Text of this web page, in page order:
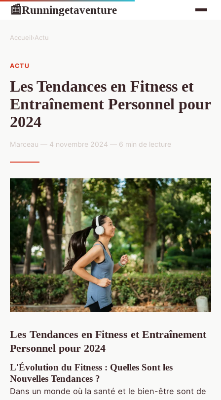
📰Runningetaventure
Accueil›Actu
ACTU
Les Tendances en Fitness et
Entraînement Personnel pour
2024
Marceau — 4 novembre 2024 — 6 min de lecture
Les Tendances en Fitness et Entraînement
Personnel pour 2024
L'Évolution du Fitness : Quelles Sont les
Nouvelles Tendances ?
Dans un monde où la santé et le bien-être sont de